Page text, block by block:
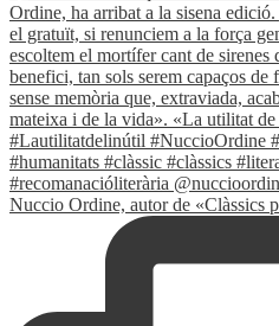
Nuccio Ordine, autor de «Clàssics